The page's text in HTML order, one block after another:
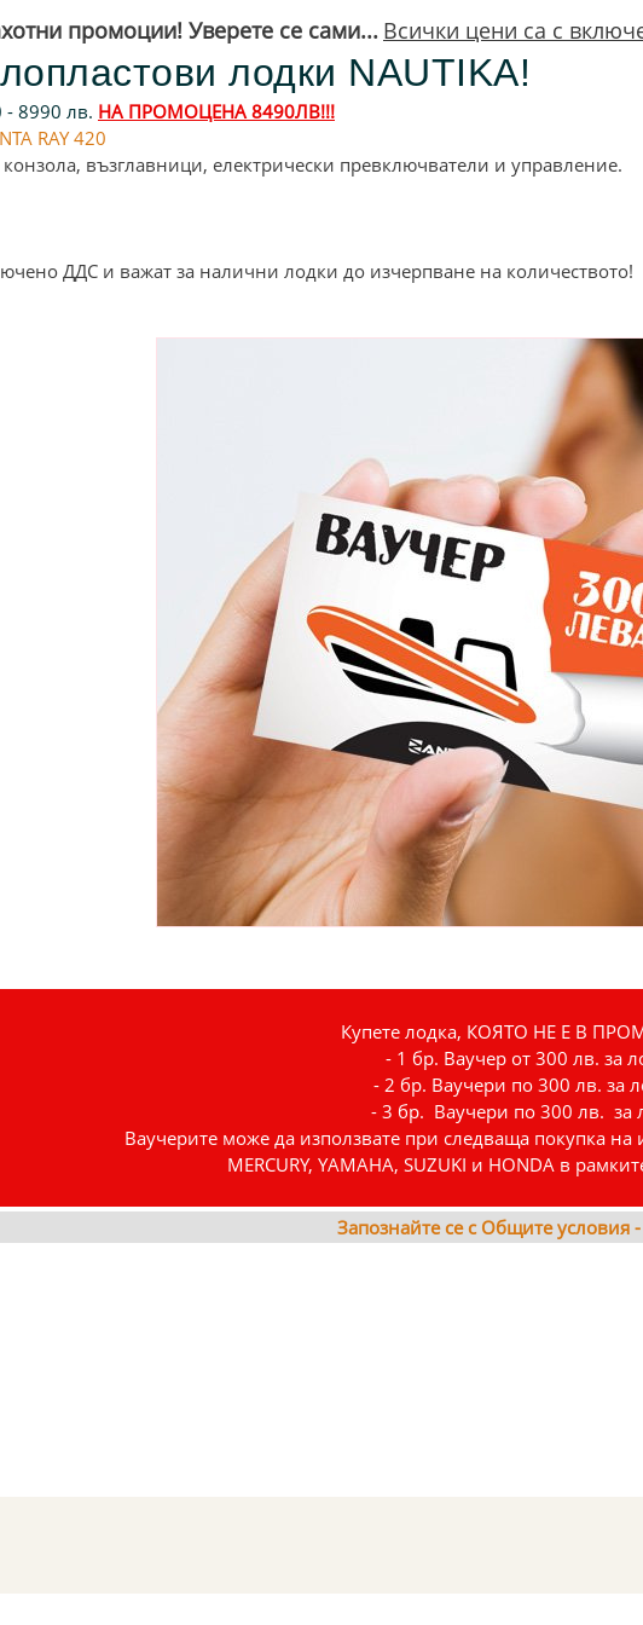
промоции! Уверете се сами... Всички цени са с вк
лодки NAUTIKA!
8990 лв. НА ПРОМОЦЕНА 8490ЛВ!!!
RAY 420
възглавници, електрически превключватели и управление.
ДДС и важат за налични лодки до изчерпване на количеството!
Купете лодка, КОЯТО НЕ Е В
- 1 бр. Ваучер от 300 лв. за
- 2 бр. Ваучери по 300 лв. за
- 3 бр. Ваучери по 300 лв. за
Ваучерите може да използвате при следваща покупка
MERCURY, YАMAHA, SUZUKI и HONDA в
Запознайте се с Общите условия